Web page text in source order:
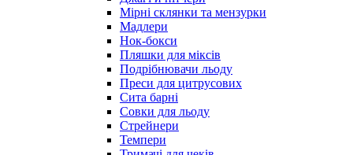
Мірні склянки та мензурки
Мадлери
Нок-бокси
Пляшки для міксів
Подрібнювачи льоду
Преси для цитрусових
Сита барні
Совки для льоду
Стрейнери
Темпери